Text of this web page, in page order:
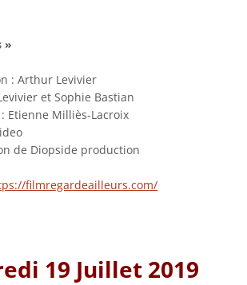
»
: Arthur Levivier
et Sophie Bastian
Etienne Milliès-Lacroix
de Diopside production
filmregardeailleurs.com/
19 Juillet 2019